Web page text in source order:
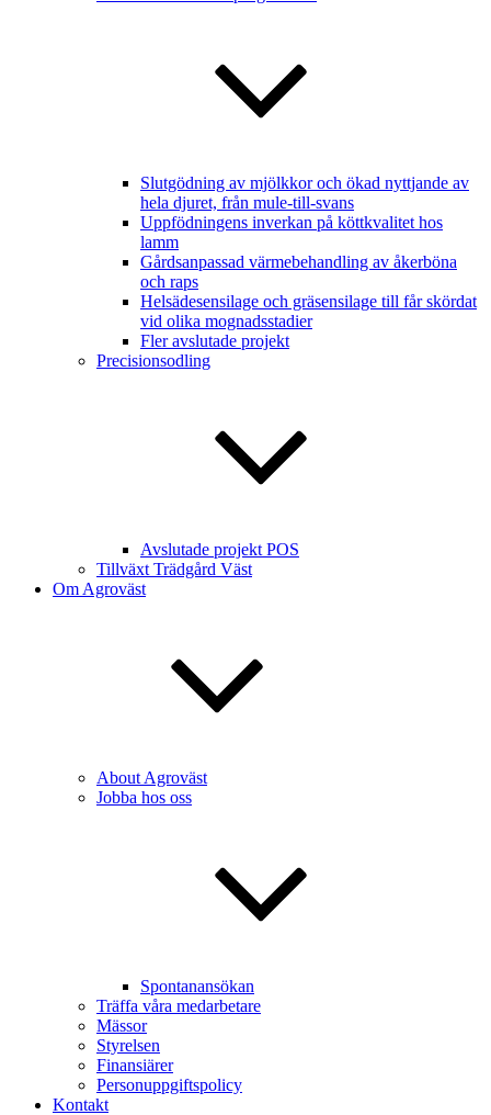
Slutgödning av mjölkkor och ökad nyttjande av
hela djuret, från mule-till-svans
Uppfödningens inverkan på köttkvalitet hos
lamm
Gårdsanpassad värmebehandling av åkerböna
och raps
Helsädesensilage och gräsensilage till får skördat
vid olika mognadsstadier
Fler avslutade projekt
Precisionsodling
Avslutade projekt POS
Tillväxt Trädgård Väst
Om Agroväst
About Agroväst
Jobba hos oss
Spontanansökan
Träffa våra medarbetare
Mässor
Styrelsen
Finansiärer
Personuppgiftspolicy
Kontakt